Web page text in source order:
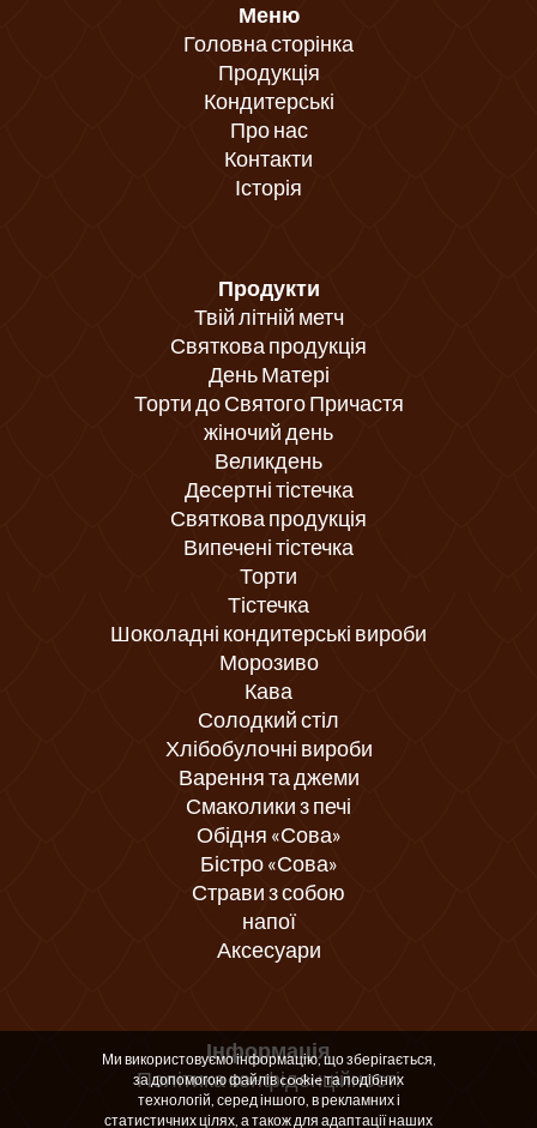
Меню
Головна сторінка
Продукція
Кондитерські
Про нас
Контакти
Історія
Продукти
Твій літній метч
Святкова продукція
День Матері
Торти до Святого Причастя
жіночий день
Великдень
Десертні тістечка
Святкова продукція
Випечені тістечка
Торти
Тістечка
Шоколадні кондитерські вироби
Морозиво
Кава
Солодкий стіл
Хлібобулочні вироби
Варення та джеми
Смаколики з печі
Обідня «Сова»
Бістро «Сова»
Страви з собою
напої
Аксесуари
Інформація
Політика конфіденційності
Ми використовуємо інформацію, що зберігається,
за допомогою файлів cookie та подібних
технологій, серед іншого, в рекламних і
статистичних цілях, а також для адаптації наших